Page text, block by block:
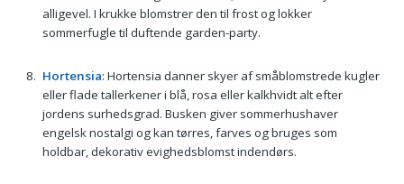
alligevel. I krukke blomstrer den til frost og lokker
sommerfugle til duftende garden-party.
Hortensia: Hortensia danner skyer af småblomstrede kugler
eller flade tallerkener i blå, rosa eller kalkhvidt alt efter
jordens surhedsgrad. Busken giver sommerhushaver
engelsk nostalgi og kan tørres, farves og bruges som
holdbar, dekorativ evighedsblomst indendørs.